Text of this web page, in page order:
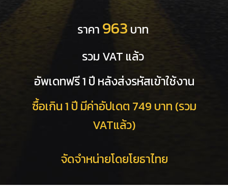
ราคา 963 บาท
รวม VAT แล้ว
อัพเดทฟรี 1 ปี หลังส่งรหัสเข้าใช้งาน
ซื้อเกิน 1 ปี มีค่าอัปเดต 749 บาท (รวม
VATแล้ว)
จัดจำหน่ายโดยโยธาไทย